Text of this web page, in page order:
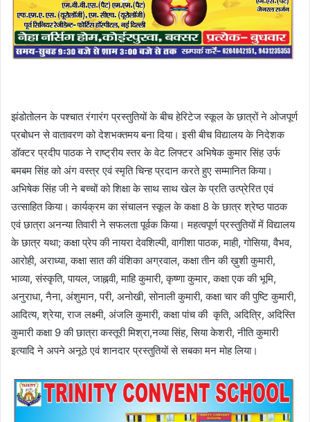
झंडोतोलन के पश्चात रंगारंग प्रस्तुतियों के बीच हेरिटेज स्कूल के छात्रों ने ओजपूर्ण
प्रबोधन से वातावरण को देशभक्तमय बना दिया। इसी बीच विद्यालय के निदेशक
डॉक्टर प्रदीप पाठक ने राष्ट्रीय स्तर के वेट लिफ्टर अभिषेक कुमार सिंह उर्फ
बमबम सिंह को अंग वस्त्र एवं स्मृति चिन्ह प्रदान करते हुए सम्मानित किया।
अभिषेक सिंह जी ने बच्चों को शिक्षा के साथ साथ खेल के प्रति उत्प्रेरित एवं
उत्साहित किया। कार्यक्रम का संचालन स्कूल के कक्षा 8 के छात्र श्रेष्ठ पाठक
एवं छात्रा अनन्या तिवारी ने सफलता पूर्वक किया। महत्वपूर्ण प्रस्तुतियों में विद्यालय
के छात्र यथा; कक्षा प्रेप की नायरा देवशिल्पी, वागीशा पाठक, माही, गोसिया, वैभव,
आरोही, अराध्या, कक्षा सात की वंशिका अग्रवाल, कक्षा तीन की ख़ुशी कुमारी,
भाव्या, संस्कृति, पायल, जाह्नवी, माहि कुमारी, कृष्णा कुमार, कक्षा एक की भूमि,
अनुराधा, नैना, अंशुमान, परी, अनोखी, सोनाली कुमारी, कक्षा चार की पुष्टि कुमारी,
आदित्य, श्रेया, राज लक्ष्मी, अंजलि कुमारी, कक्षा पांच की कृति, अदित्रि, अदिस्ति
कुमारी कक्षा 9 की छात्रा कस्तूरी मिश्रा,नव्या सिंह, सिया केशरी, नीति कुमारी
इत्यादि ने अपने अनूठे एवं शानदार प्रस्तुतियों से सबका मन मोह लिया।